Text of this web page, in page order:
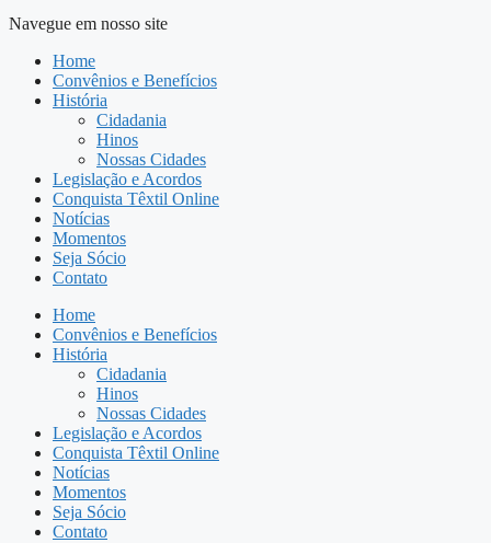
Navegue em nosso site
Home
Convênios e Benefícios
História
Cidadania
Hinos
Nossas Cidades
Legislação e Acordos
Conquista Têxtil Online
Notícias
Momentos
Seja Sócio
Contato
Home
Convênios e Benefícios
História
Cidadania
Hinos
Nossas Cidades
Legislação e Acordos
Conquista Têxtil Online
Notícias
Momentos
Seja Sócio
Contato